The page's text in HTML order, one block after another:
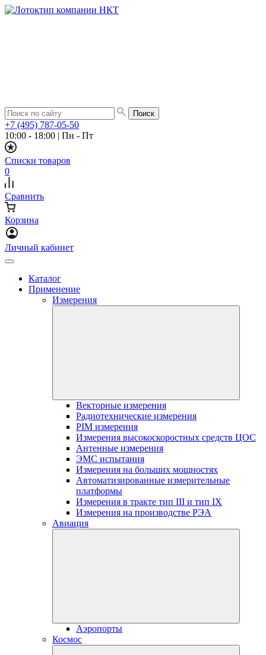
+7 (495) 787-05-50
10:00 - 18:00 | Пн - Пт
Списки товаров
0
Сравнить
Корзина
Личный кабинет
Каталог
Применение
Измерения
Векторные измерения
Радиотехнические измерения
PIM измерения
Измерения высокоскоростных средств ЦОС
Антенные измерения
ЭМС испытания
Измерения на больших мощностях
Автоматизированные измерительные
платформы
Измерения в тракте тип III и тип IX
Измерения на производстве РЭА
Авиация
Аэропорты
Космос